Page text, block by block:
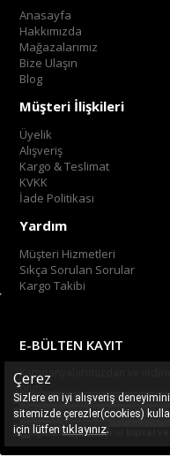
Anasayfa
Hakkımızda
Mağazalarımız
Bize Ulaşın
Blog
Müşteri İlişkileri
Üyelik
Alışveriş
Kargo & Teslimat
KVKK
İade Politikası
Yardım
Müşteri Hizmetleri
Sıkça Sorulan Sorular
Kargo Takibi
E-BÜLTEN KAYIT
Kampanyalarımızdan ve
olun.
Üyelik koşullarını
Çerez
Sizlere en iyi alışveriş
sitemizde çerezler(cookies)
için lütfentıklayınız.